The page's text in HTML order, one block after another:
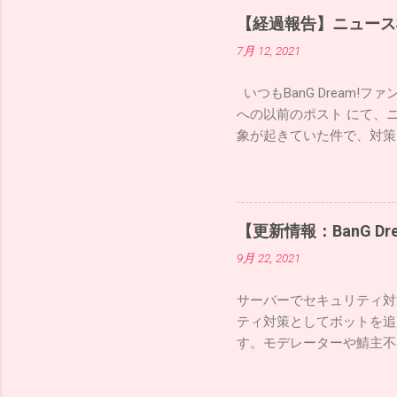
【経過報告】ニュー
7月 12, 2021
いつもBanG Dream!ファ
への以前のポスト にて、
象が起きていた件で、対
定性の確認が１か月以上
していきますので、今後
【更新情報：BanG
9月 22, 2021
サーバーでセキュリティ
ティ対策としてボットを
す。モデレーターや鯖主